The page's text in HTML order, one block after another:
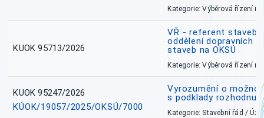
Kategorie: Výběrová řízení
KUOK 95713/2026
VŘ - referent
oddělení dopravních
staveb na OKSÚ
Kategorie: Výběrová řízení
KUOK 95247/2026
KÚOK/19057/2025/OKSÚ/7000
Vyrozumění o
s podklady rozhodnutí
Kategorie: Stavební řád /